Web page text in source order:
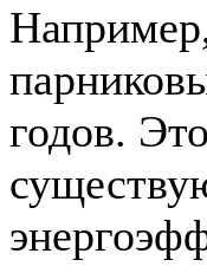
годов.